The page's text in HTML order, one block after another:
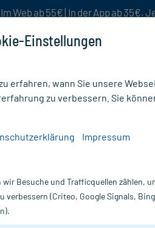
Web ab 55€ | In der App ab 35€.
kurze Zeit:Gratis-Versand* ab
Einstellungen
erfahren, wann Sie unsere
zu verbessern. Sie
Impressum
Besuche und Trafficquellen zählen,
verbessern (Criteo, Google Signals,